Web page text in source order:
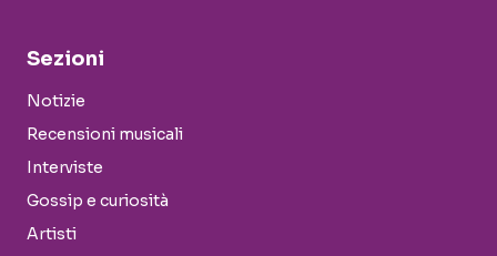
Sezioni
Notizie
Recensioni musicali
Interviste
Gossip e curiosità
Artisti